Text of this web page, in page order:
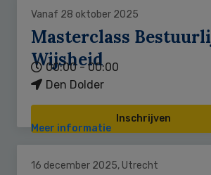
Vanaf 28 oktober 2025
Masterclass
Wijsheid
00:00 - 00:00
Den Dolder
Inschrijven
Meer informatie
16 december 2025, Utrecht